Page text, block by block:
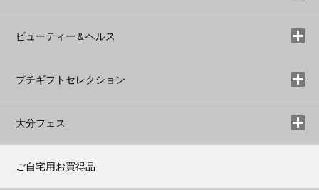
ビューティー＆ヘルス
プチギフトセレクション
大分フェス
ご自宅用お買得品